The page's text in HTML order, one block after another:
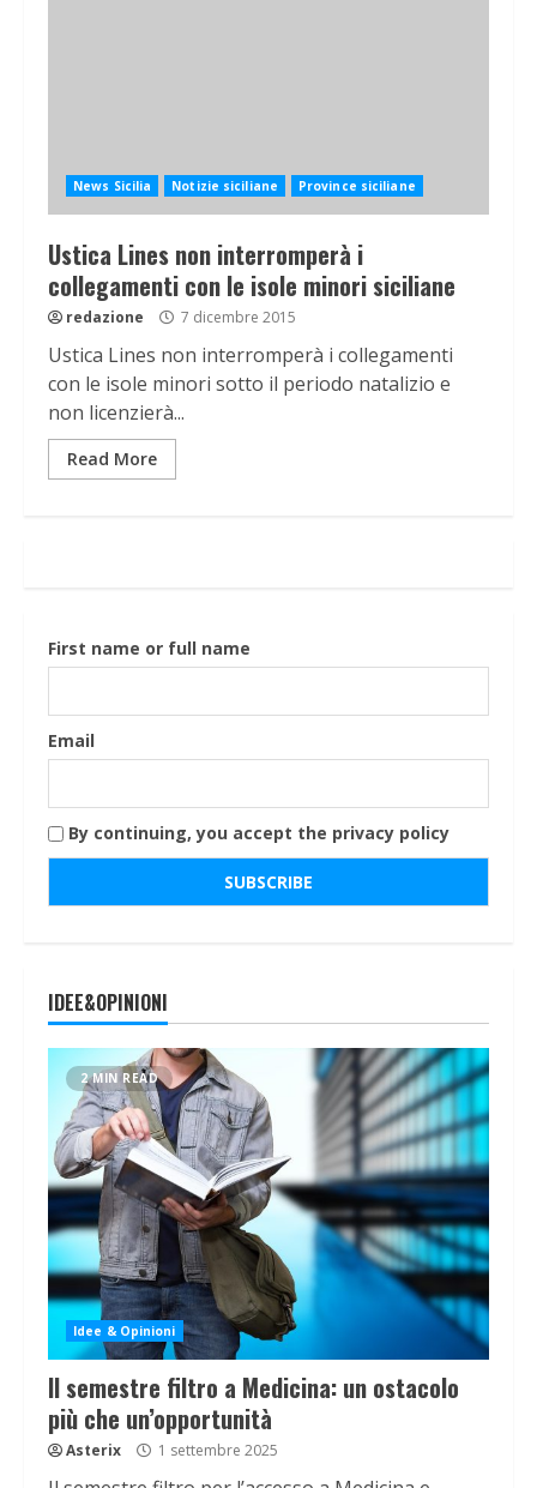
News Sicilia Notizie siciliane Province siciliane
Ustica Lines non interromperà i
collegamenti con le isole minori siciliane
redazione 7 dicembre 2015
Ustica Lines non interromperà i collegamenti
con le isole minori sotto il periodo natalizio e
non licenzierà...
Read More
First name or full name
Email
By continuing, you accept the privacy policy
IDEE&OPINIONI
2 MIN READ
Idee & Opinioni
Il semestre filtro a Medicina: un ostacolo
più che un’opportunità
Asterix 1 settembre 2025